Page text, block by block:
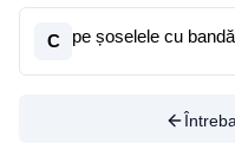
C pe șoselele cu